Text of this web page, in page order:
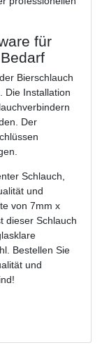
für
Bierschlauch
Die Installation
Der
Schlauch,
und
von 7mm x
dieser Schlauch
Bestellen Sie
und